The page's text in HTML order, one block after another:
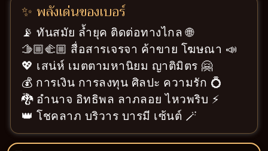
✨ พลังเด่นของเบอร์
📡 ทันสมัย ล้ำยุค ติดต่อทางไกล 🌐
🫱🏼‍🫲🏼 สื่อสารเจรจา ค้าขาย โฆษณา 📣
💖 เสน่ห์ เมตตามหานิยม ญาติมิตร 🤗
💰 การเงิน การลงทุน ศิลปะ ความรัก 💍
🐉 อำนาจ อิทธิพล ลาภลอย ไหวพริบ ⚡
👑 โชคลาภ บริวาร บารมี เซ้นต์ 🪄